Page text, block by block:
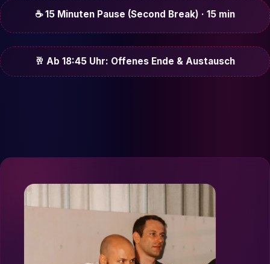
☕ 15 Minuten Pause (Second Break) · 15 min
🥂 Ab 18:45 Uhr: Offenes Ende & Austausch